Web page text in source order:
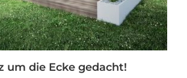
um die Ecke gedacht!